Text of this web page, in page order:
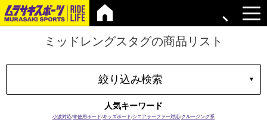
ミッドレングスタグの商品リスト
絞り込み検索 ▼
人気キーワード
小波対応/未使用ボード/キッズボード/シニアサーファー対応/クルージング系